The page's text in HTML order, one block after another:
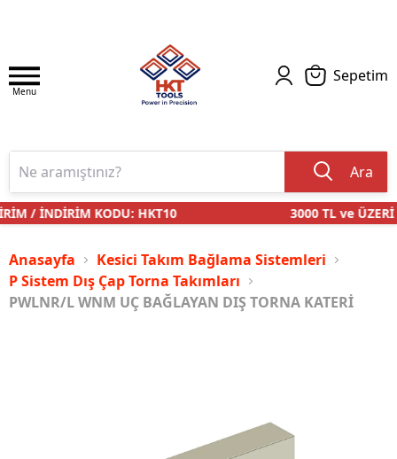
Menu
Sepetim
Ara
/ İNDİRİM KODU: HKT10 3000 TL ve ÜZERİ
Anasayfa
Kesici Takım Bağlama Sistemleri
P Sistem Dış Çap Torna Takımları
PWLNR/L WNM UÇ BAĞLAYAN DIŞ TORNA KATERİ